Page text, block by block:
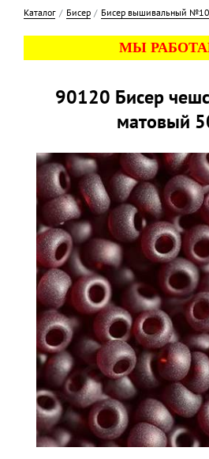
Каталог Бисер Бисер вышивальный №10
МЫ
90120 Бисер
матовый